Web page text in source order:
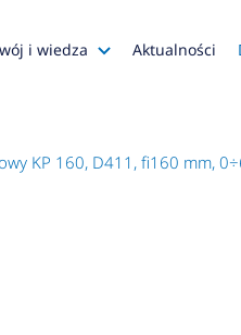
i wiedza
Konfiguratory
Aktualności
KP 160, D411, fi160 mm,